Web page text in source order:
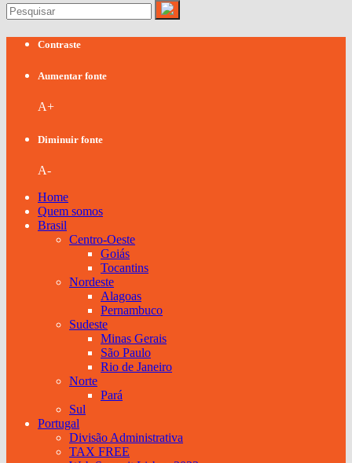
Contraste
Aumentar fonte
A+
Diminuir fonte
A-
Home
Quem somos
Brasil
Centro-Oeste
Goiás
Tocantins
Nordeste
Alagoas
Pernambuco
Sudeste
Minas Gerais
São Paulo
Rio de Janeiro
Norte
Pará
Sul
Portugal
Divisão Administrativa
TAX FREE